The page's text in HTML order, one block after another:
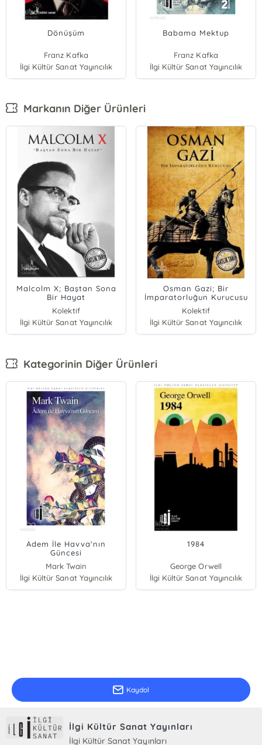
Dönüşüm
Franz Kafka
İlgi Kültür Sanat Yayıncılık
Babama Mektup
Franz Kafka
İlgi Kültür Sanat Yayıncılık
Markanın Diğer Ürünleri
Malcolm X; Baştan Sona
Bir Hayat
Kolektif
İlgi Kültür Sanat Yayıncılık
Osman Gazi; Bir
İmparatorluğun Kurucusu
Kolektif
İlgi Kültür Sanat Yayıncılık
Kategorinin Diğer Ürünleri
Adem İle Havva'nın
Güncesi
Mark Twain
İlgi Kültür Sanat Yayıncılık
1984
George Orwell
İlgi Kültür Sanat Yayıncılık
Kaydol
İlgi Kültür Sanat Yayınları
İlgi Kültür Sanat Yayınları